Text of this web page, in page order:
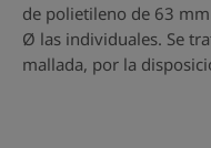
de polietileno de 63
Ø las individuales. Se
mallada, por la